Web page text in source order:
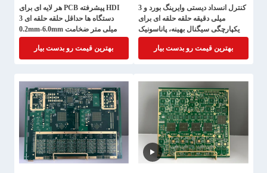
کنترل انسداد دیستی وایرینگ بورد و 3
میلی دقیقه حلقه حلقه ای برای
یکپارچگی سیگنال بهینه، پاناسونیک
بهترین قیمت رو بدست بیار
HDI پیشرفته PCB هر لایه ای برای
دستگاه ها حداقل حلقه حلقه ای 3
میلی متر ضخامت 0.2mm-6.0mm
بهترین قیمت رو بدست بیار